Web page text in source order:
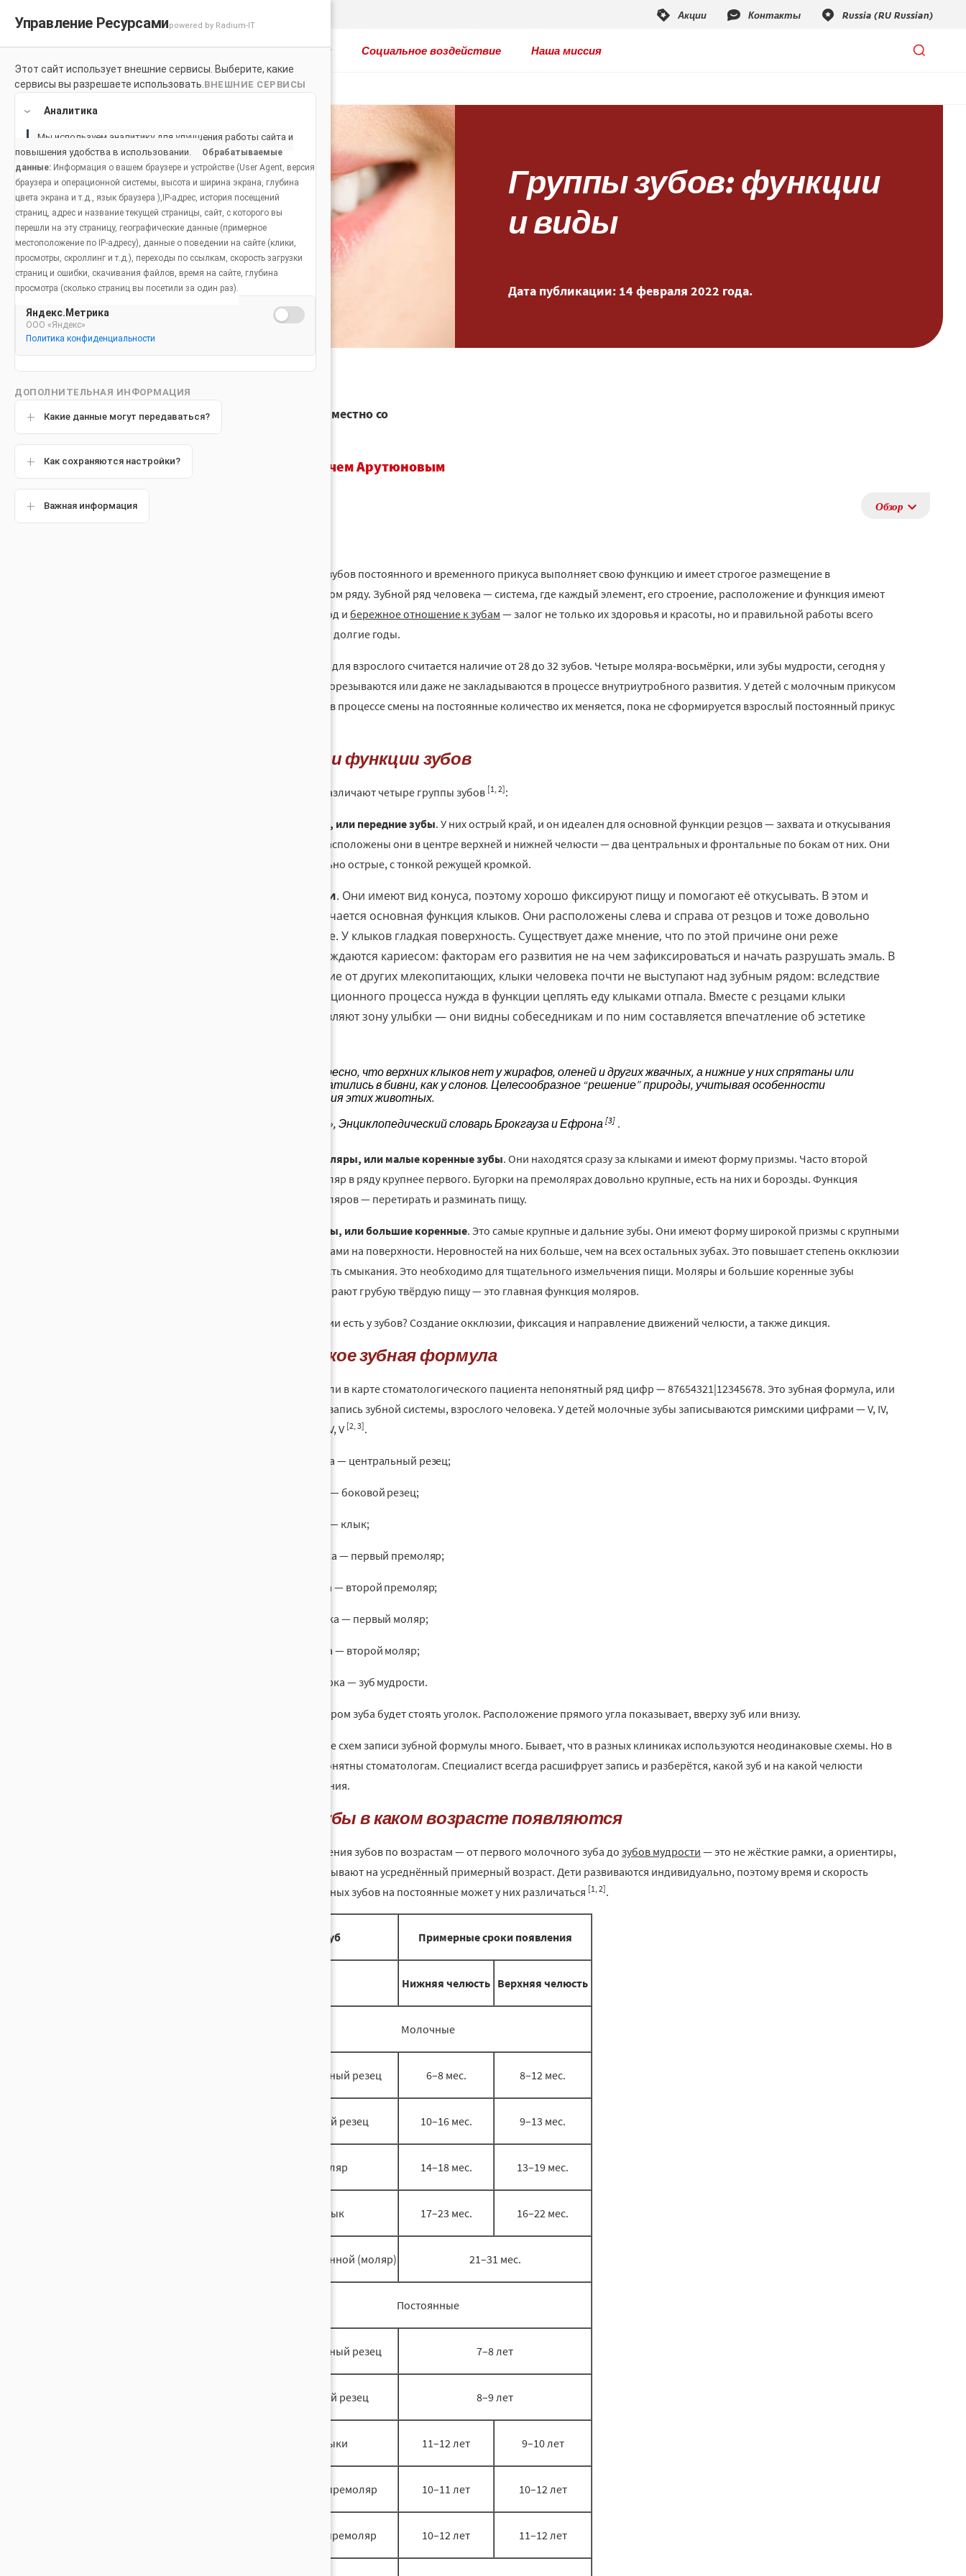
Для здоровой улыбки Продукты Социальное воздействие Наша миссия
Home Продукты
Группы зубов: функции
и виды
Дата публикации: 14 февраля 2022 года.
Материал подготовлен совместно со
стоматологом
Борисом Александровичем Арутюновым
Популярные статьи
Обзор
Каждый вид зубов постоянного и временного прикуса выполняет свою функцию и имеет строгое размещение в
зубочелюстном ряду. Зубной ряд человека — система, где каждый элемент, его строение, расположение и функция имеют
значение. Уход и бережное отношение к зубам — залог не только их здоровья и красоты, но и правильной работы всего
организма на долгие годы.
Нормальным для взрослого считается наличие от 28 до 32 зубов. Четыре моляра-восьмёрки, или зубы мудрости, сегодня у
многих не прорезываются или даже не закладываются в процессе внутриутробного развития. У детей с молочным прикусом
— 20 зубов, а в процессе смены на постоянные количество их меняется, пока не сформируется взрослый постоянный прикус
Группы и функции зубов
У человека различают четыре группы зубов [1, 2]:
Резцы, или передние зубы. У них острый край, и он идеален для основной функции резцов — захвата и откусывания
еды. Расположены они в центре верхней и нижней челюсти — два центральных и фронтальные по бокам от них. Они
довольно острые, с тонкой режущей кромкой.
Клыки. Они имеют вид конуса, поэтому хорошо фиксируют пищу и помогают её откусывать. В этом и
заключается основная функция клыков. Они расположены слева и справа от резцов и тоже довольно
острые. У клыков гладкая поверхность. Существует даже мнение, что по этой причине они реже
повреждаются кариесом: факторам его развития не на чем зафиксироваться и начать разрушать эмаль. В
отличие от других млекопитающих, клыки человека почти не выступают над зубным рядом: вследствие
эволюционного процесса нужда в функции цеплять еду клыками отпала. Вместе с резцами клыки
составляют зону улыбки — они видны собеседникам и по ним составляется впечатление об эстетике
Интересно, что верхних клыков нет у жирафов, оленей и других жвачных, а нижние у них спрятаны или
превратились в бивни, как у слонов. Целесообразное “решение” природы, учитывая особенности
питания этих животных.
«Зубы», Энциклопедический словарь Брокгауза и Ефрона [3] .
Премоляры, или малые коренные зубы. Они находятся сразу за клыками и имеют форму призмы. Часто второй
премоляр в ряду крупнее первого. Бугорки на премолярах довольно крупные, есть на них и борозды. Функция
премоляров — перетирать и разминать пищу.
Моляры, или большие коренные. Это самые крупные и дальние зубы. Они имеют форму широкой призмы с крупными
бугорками на поверхности. Неровностей на них больше, чем на всех остальных зубах. Это повышает степень окклюзии
— то есть смыкания. Это необходимо для тщательного измельчения пищи. Моляры и большие коренные зубы
перетирают грубую твёрдую пищу — это главная функция моляров.
Какие функции есть у зубов? Создание окклюзии, фиксация и направление движений челюсти, а также дикция.
Что такое зубная формула
Многие видели в карте стоматологического пациента непонятный ряд цифр — 87654321|12345678. Это зубная формула, или
упрощённая запись зубной системы, взрослого человека. У детей молочные зубы записываются римскими цифрами — V, IV,
III, II, I|I, II, III, IV, V [2, 3].
единица — центральный резец;
двойка — боковой резец;
тройка — клык;
четвёрка — первый премоляр;
пятёрка — второй премоляр;
шестёрка — первый моляр;
семёрка — второй моляр;
восьмёрка — зуб мудрости.
Рядом с номером зуба будет стоять уголок. Расположение прямого угла показывает, вверху зуб или внизу.
На самом деле схем записи зубной формулы много. Бывает, что в разных клиниках используются неодинаковые схемы. Но в
целом они понятны стоматологам. Специалист всегда расшифрует запись и разберётся, какой зуб и на какой челюсти
требует лечения.
Какие зубы в каком возрасте появляются
Сроки появления зубов по возрастам — от первого молочного зуба до зубов мудрости — это не жёсткие рамки, а ориентиры,
которые указывают на усреднённый примерный возраст. Дети развиваются индивидуально, поэтому время и скорость
смены молочных зубов на постоянные может у них различаться [1, 2].
Зуб Примерные сроки появления
Нижняя челюсть Верхняя челюсть
Молочные
Центральный резец 6–8 мес. 8–12 мес.
Боковой резец 10–16 мес. 9–13 мес.
Моляр 14–18 мес. 13–19 мес.
Клык 17–23 мес. 16–22 мес.
Второй коренной (моляр) 21–31 мес.
Постоянные
Центральный резец 7–8 лет
Боковой резец 8–9 лет
Клыки 11–12 лет 9–10 лет
Первый премоляр 10–11 лет 10–12 лет
Второй премоляр 10–12 лет 11–12 лет
Управление Ресурсамиpowered by Radium-IT
Этот сайт использует внешние сервисы. Выберите, какие
сервисы вы разрешаете использовать. ВНЕШНИЕ СЕРВИСЫ
Аналитика
Мы используем аналитику для улучшения работы сайта и
повышения удобства в использовании.
Обрабатываемые
данные: Информация о вашем браузере и устройстве (User Agent, версия
браузера и операционной системы, высота и ширина экрана, глубина
цвета экрана и т.д., язык браузера ),IP-адрес, история посещений
страниц, адрес и название текущей страницы, сайт, с которого вы
перешли на эту страницу, географические данные (примерное
местоположение по IP-адресу), данные о поведении на сайте (клики,
просмотры, скроллинг и т.д.), переходы по ссылкам, скорость загрузки
страниц и ошибки, скачивания файлов, время на сайте, глубина
просмотра (сколько страниц вы посетили за один раз).
Яндекс.Метрика
ООО «Яндекс»
Политика конфиденциальности
ДОПОЛНИТЕЛЬНАЯ ИНФОРМАЦИЯ
Какие данные могут передаваться?
Как сохраняются настройки?
Важная информация